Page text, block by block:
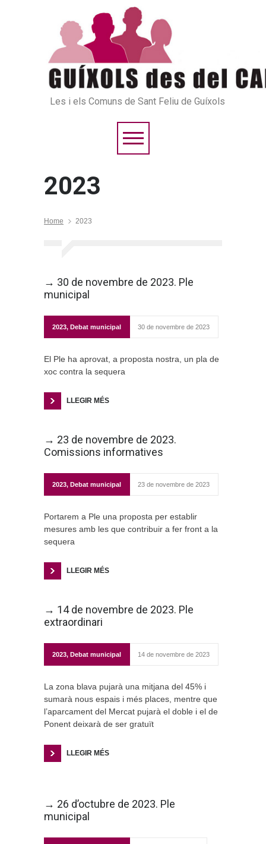
Les i els Comuns de Sant Feliu de Guíxols
2023
Home 2023
→ 30 de novembre de 2023. Ple
municipal
2023, Debat municipal 30 de novembre de 2023
El Ple ha aprovat, a proposta nostra, un pla de
xoc contra la sequera
LLEGIR MÉS
→ 23 de novembre de 2023.
Comissions informatives
2023, Debat municipal 23 de novembre de 2023
Portarem a Ple una proposta per establir
mesures amb les que contribuir a fer front a la
sequera
LLEGIR MÉS
→ 14 de novembre de 2023. Ple
extraordinari
2023, Debat municipal 14 de novembre de 2023
La zona blava pujarà una mitjana del 45% i
sumarà nous espais i més places, mentre que
l’aparcament del Mercat pujarà el doble i el de
Ponent deixarà de ser gratuït
LLEGIR MÉS
→ 26 d’octubre de 2023. Ple
municipal